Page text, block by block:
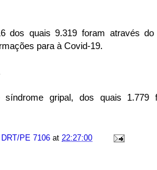
dos quais 9.319 foram através do
para à Covid-19.
gripal, dos quais 1.779
PE 7106 at 22:27:00